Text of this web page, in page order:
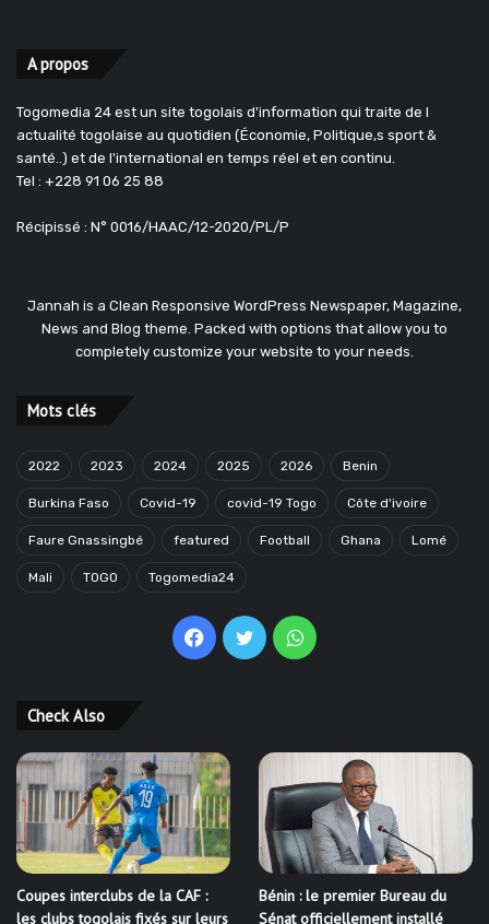
A propos
Togomedia 24 est un site togolais d'information qui traite de l
actualité togolaise au quotidien (Économie, Politique,s sport &
santé..) et de l'international en temps réel et en continu.
Tel : +228 91 06 25 88
Récipissé : N° 0016/HAAC/12-2020/PL/P
Jannah is a Clean Responsive WordPress Newspaper, Magazine,
News and Blog theme. Packed with options that allow you to
completely customize your website to your needs.
Mots clés
2022 2023 2024 2025 2026 Benin
Burkina Faso Covid-19 covid-19 Togo Côte d'ivoire
Faure Gnassingbé featured Football Ghana Lomé
Mali TOGO Togomedia24
Facebook
TwitterWhatsApp
Check Also
Coupes interclubs de la CAF :
les clubs togolais fixés sur leurs
Bénin : le premier Bureau du
Sénat officiellement installé